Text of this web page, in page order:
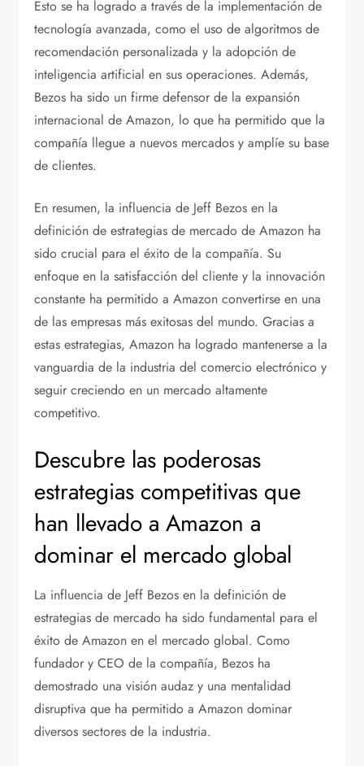
Esto se ha logrado a través de la implementación de
tecnología avanzada, como el uso de algoritmos de
recomendación personalizada y la adopción de
inteligencia artificial en sus operaciones. Además,
Bezos ha sido un firme defensor de la expansión
internacional de Amazon, lo que ha permitido que la
compañía llegue a nuevos mercados y amplíe su base
de clientes.
En resumen, la influencia de Jeff Bezos en la
definición de estrategias de mercado de Amazon ha
sido crucial para el éxito de la compañía. Su
enfoque en la satisfacción del cliente y la innovación
constante ha permitido a Amazon convertirse en una
de las empresas más exitosas del mundo. Gracias a
estas estrategias, Amazon ha logrado mantenerse a la
vanguardia de la industria del comercio electrónico y
seguir creciendo en un mercado altamente
competitivo.
Descubre las poderosas
estrategias competitivas que
han llevado a Amazon a
dominar el mercado global
La influencia de Jeff Bezos en la definición de
estrategias de mercado ha sido fundamental para el
éxito de Amazon en el mercado global. Como
fundador y CEO de la compañía, Bezos ha
demostrado una visión audaz y una mentalidad
disruptiva que ha permitido a Amazon dominar
diversos sectores de la industria.